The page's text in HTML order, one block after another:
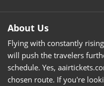
About Us
Flying with constantly
will push the travelers
schedule. Yes,
chosen route. If you're